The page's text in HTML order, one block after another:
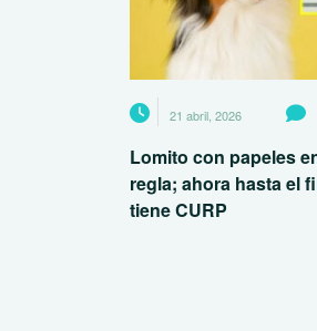
21 abril, 2026
Lomito con papeles
regla; ahora hasta el
tiene CURP